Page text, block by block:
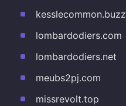
kesslecommon.buzz
lombardodiers.com
lombardodiers.net
meubs2pj.com
missrevolt.top